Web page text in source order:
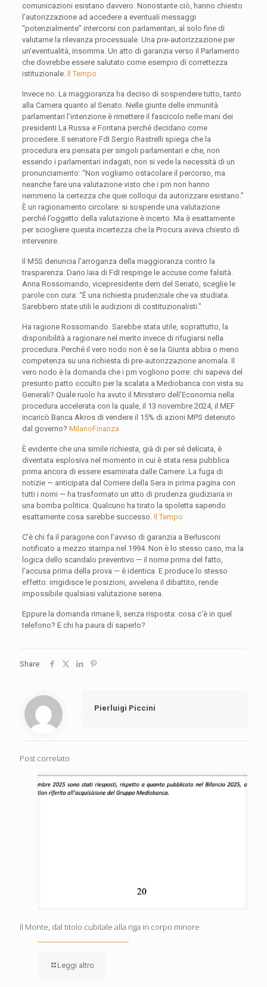
comunicazioni esistano davvero. Nonostante ciò, hanno chiesto
l’autorizzazione ad accedere a eventuali messaggi
“potenzialmente” intercorsi con parlamentari, al solo fine di
valutarne la rilevanza processuale. Una pre-autorizzazione per
un’eventualità, insomma. Un atto di garanzia verso il Parlamento
che dovrebbe essere salutato come esempio di correttezza
istituzionale. Il Tempo
Invece no. La maggioranza ha deciso di sospendere tutto, tanto
alla Camera quanto al Senato. Nelle giunte delle immunità
parlamentari l’intenzione è rimettere il fascicolo nelle mani dei
presidenti La Russa e Fontana perché decidano come
procedere. Il senatore FdI Sergio Rastrelli spiega che la
procedura era pensata per singoli parlamentari e che, non
essendo i parlamentari indagati, non si vede la necessità di un
pronunciamento: “Non vogliamo ostacolare il percorso, ma
neanche fare una valutazione visto che i pm non hanno
nemmeno la certezza che quei colloqui da autorizzare esistano.”
È un ragionamento circolare: si sospende una valutazione
perché l’oggetto della valutazione è incerto. Ma è esattamente
per sciogliere questa incertezza che la Procura aveva chiesto di
intervenire.
Il M5S denuncia l’arroganza della maggioranza contro la
trasparenza. Dario Iaia di FdI respinge le accuse come falsità.
Anna Rossomando, vicepresidente dem del Senato, sceglie le
parole con cura: “È una richiesta prudenziale che va studiata.
Sarebbero state utili le audizioni di costituzionalisti.”
Ha ragione Rossomando. Sarebbe stata utile, soprattutto, la
disponibilità a ragionare nel merito invece di rifugiarsi nella
procedura. Perché il vero nodo non è se la Giunta abbia o meno
competenza su una richiesta di pre-autorizzazione anomala. Il
vero nodo è la domanda che i pm vogliono porre: chi sapeva del
presunto patto occulto per la scalata a Mediobanca con vista su
Generali? Quale ruolo ha avuto il Ministero dell’Economia nella
procedura accelerata con la quale, il 13 novembre 2024, il MEF
incaricò Banca Akros di vendere il 15% di azioni MPS detenuto
dal governo? MilanoFinanza
È evidente che una simile richiesta, già di per sé delicata, è
diventata esplosiva nel momento in cui è stata resa pubblica
prima ancora di essere esaminata dalle Camere. La fuga di
notizie — anticipata dal Corriere della Sera in prima pagina con
tutti i nomi — ha trasformato un atto di prudenza giudiziaria in
una bomba politica. Qualcuno ha tirato la spoletta sapendo
esattamente cosa sarebbe successo. Il Tempo
C’è chi fa il paragone con l’avviso di garanzia a Berlusconi
notificato a mezzo stampa nel 1994. Non è lo stesso caso, ma la
logica dello scandalo preventivo — il nome prima del fatto,
l’accusa prima della prova — è identica. E produce lo stesso
effetto: irrigidisce le posizioni, avvelena il dibattito, rende
impossibile qualsiasi valutazione serena.
Eppure la domanda rimane lì, senza risposta: cosa c’è in quel
telefono? E chi ha paura di saperlo?
Share
Pierluigi Piccini
Post correlato
Il Monte, dal titolo cubitale alla riga in corpo minore
Leggi altro